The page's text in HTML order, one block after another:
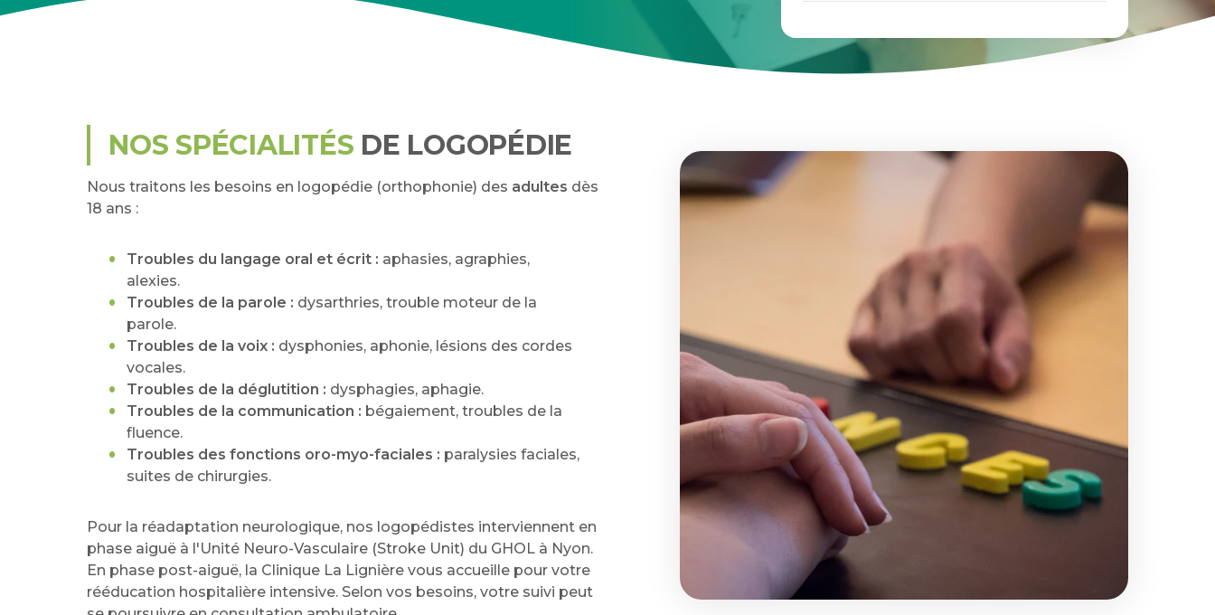
NOS SPÉCIALITÉS DE LOGOPÉDIE
Nous traitons les besoins en logopédie (orthophonie) des adultes dès
18 ans :
Troubles du langage oral et écrit : aphasies, agraphies,
alexies.
Troubles de la parole : dysarthries, trouble moteur de la
parole.
Troubles de la voix : dysphonies, aphonie, lésions des cordes
vocales.
Troubles de la déglutition : dysphagies, aphagie.
Troubles de la communication : bégaiement, troubles de la
fluence.
Troubles des fonctions oro-myo-faciales : paralysies faciales,
suites de chirurgies.
Pour la réadaptation neurologique, nos logopédistes interviennent en
phase aiguë à l'Unité Neuro-Vasculaire (Stroke Unit) du GHOL à Nyon.
En phase post-aiguë, la Clinique La Lignière vous accueille pour votre
rééducation hospitalière intensive. Selon vos besoins, votre suivi peut